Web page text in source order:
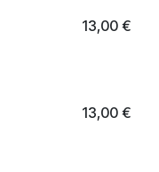
13,00€
13,00€